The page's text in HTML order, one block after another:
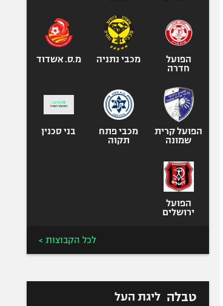
אופניים
ספורט מוטורי
כדורמים
בייסבול MLB
ספורט אתגרי
אומנויות לחימה
הפועל
חדרה
מכבי נתניה מ.ס. אשדוד
הפועל קרית
שמונה
מכבי פתח
תקוה
בני סכנין
הפועל
ירושלים
לכל הקבוצות >
טבלה ליגת העל